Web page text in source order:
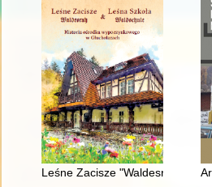
Leśne Zacisze "Waldesruh" i